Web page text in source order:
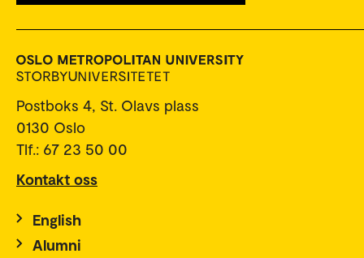
Postboks 4, St. Olavs plass
0130 Oslo
Tlf.: 67 23 50 00
Kontakt oss
English
Alumni